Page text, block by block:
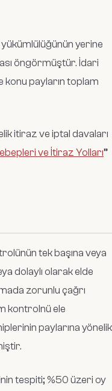
yerine
öngörmüştür. İdari
konu payların toplam
itiraz ve iptal davaları
ve İtiraz Yolları”
tek başına veya
dolaylı olarak elde
zorunlu çağrı
kontrolnü ele
paylarına yönelik
tespiti; %50 üzeri oy